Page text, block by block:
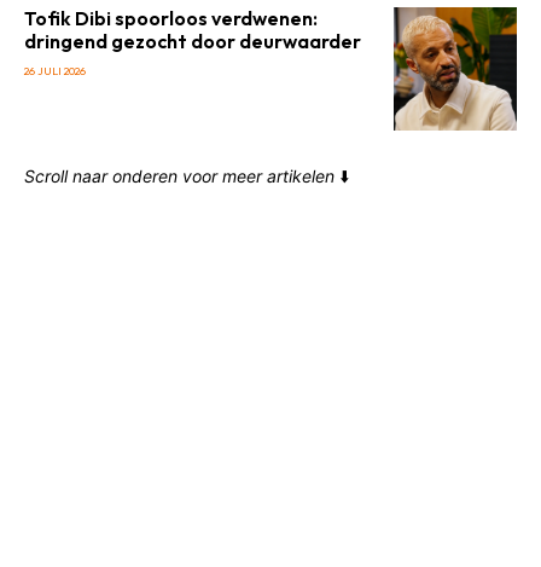
Tofik Dibi spoorloos verdwenen:
dringend gezocht door deurwaarder
26 JULI 2026
Scroll naar onderen voor meer artikelen ⬇️